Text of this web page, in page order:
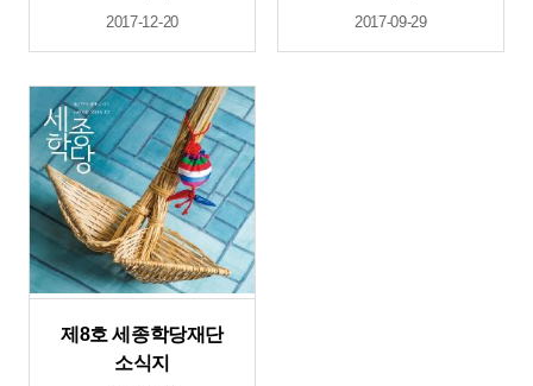
2017-12-20 2017-09-29
제8호 세종학당재단
소식지